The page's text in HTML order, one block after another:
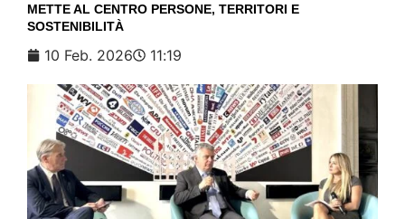
METTE AL CENTRO PERSONE, TERRITORI E
SOSTENIBILITÀ
10 Feb. 2026 11:19